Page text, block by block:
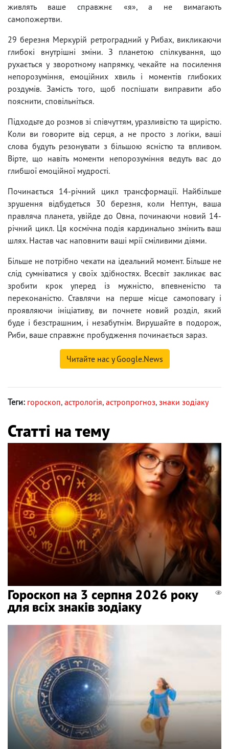
живлять ваше справжнє «я», а не вимагають
самопожертви.
29 березня Меркурій ретроградний у Рибах, викликаючи
глибокі внутрішні зміни. З планетою спілкування, що
рухається у зворотному напрямку, чекайте на посилення
непорозуміння, емоційних хвиль і моментів глибоких
роздумів. Замість того, щоб поспішати виправити або
пояснити, сповільніться.
Підходьте до розмов зі співчуттям, уразливістю та щирістю.
Коли ви говорите від серця, а не просто з логіки, ваші
слова будуть резонувати з більшою ясністю та впливом.
Вірте, що навіть моменти непорозуміння ведуть вас до
глибшої емоційної мудрості.
Починається 14-річний цикл трансформації. Найбільше
зрушення відбудеться 30 березня, коли Нептун, ваша
правляча планета, увійде до Овна, починаючи новий 14-
річний цикл. Ця космічна подія кардинально змінить ваш
шлях. Настав час наповнити ваші мрії сміливими діями.
Більше не потрібно чекати на ідеальний момент. Більше не
слід сумніватися у своїх здібностях. Всесвіт закликає вас
зробити крок уперед із мужністю, впевненістю та
переконаністю. Ставлячи на перше місце самоповагу і
проявляючи ініціативу, ви почнете новий розділ, який
буде і безстрашним, і незабутнім. Вирушайте в подорож,
Риби, ваше справжнє пробудження починається зараз.
Читайте нас у Google.News
Теги: гороскоп, астрологія, астропрогноз, знаки зодіаку
Статті на тему
Гороскоп на 3 серпня 2026 року
для всіх знаків зодіаку